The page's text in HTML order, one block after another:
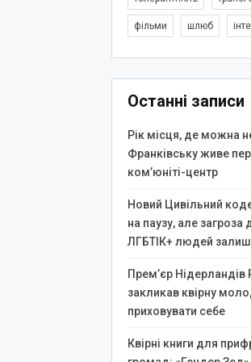
фільми шлюб
Останні записи
Рік місця, де можна
Франківську живе
ком’юніті-центр
Новий Цивільний
на паузу, але загроза
ЛГБТІК+ людей
Прем’єр Нідерландів
закликав квірну
приховувати себе
Квірні книги для